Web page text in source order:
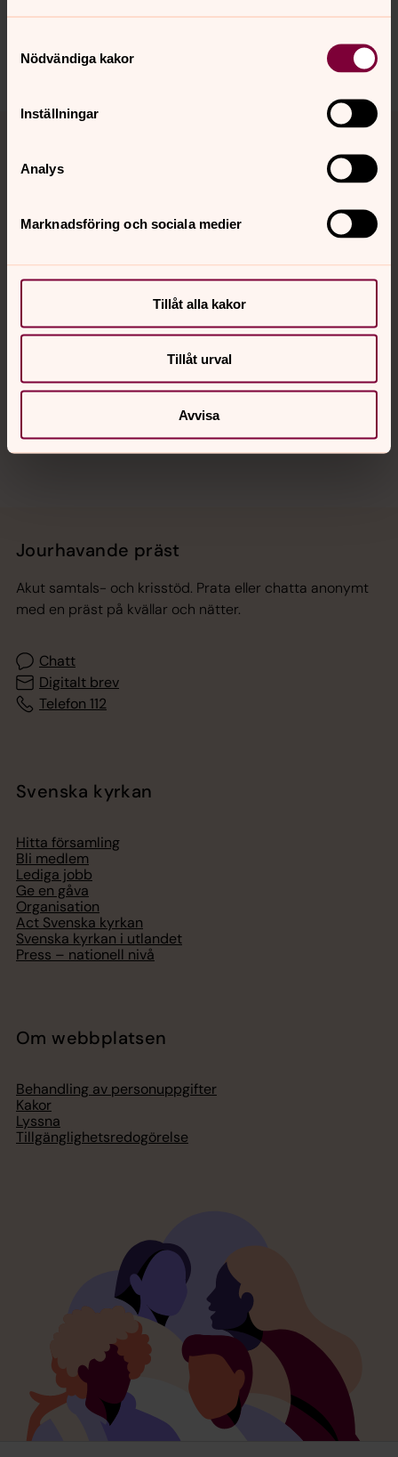
Nödvändiga kakor
Inställningar
Analys
Marknadsföring och sociala medier
Tillåt alla kakor
Tillåt urval
Avvisa
Dela
Tillbaka till toppen
Tillbaka till innehållet
Kalender
Hitta snabbt
Jourhavande präst
Akut samtals- och krisstöd. Prata eller chatta anonymt
med en präst på kvällar och nätter.
Chatt
Digitalt brev
Telefon 112
Svenska kyrkan
Hitta församling
Bli medlem
Lediga jobb
Ge en gåva
Organisation
Act Svenska kyrkan
Svenska kyrkan i utlandet
Press – nationell nivå
Om webbplatsen
Behandling av personuppgifter
Kakor
Lyssna
Tillgänglighetsredogörelse